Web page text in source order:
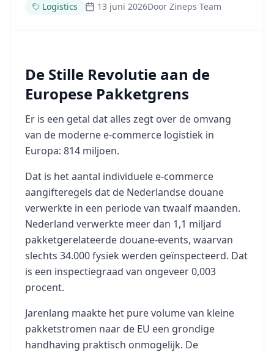
Logistics 13 juni 2026Door Zineps Team
De Stille Revolutie aan de
Europese Pakketgrens
Er is een getal dat alles zegt over de omvang
van de moderne e-commerce logistiek in
Europa: 814 miljoen.
Dat is het aantal individuele e-commerce
aangifteregels dat de Nederlandse douane
verwerkte in een periode van twaalf maanden.
Nederland verwerkte meer dan 1,1 miljard
pakketgerelateerde douane-events, waarvan
slechts 34.000 fysiek werden geïnspecteerd. Dat
is een inspectiegraad van ongeveer 0,003
procent.
Jarenlang maakte het pure volume van kleine
pakketstromen naar de EU een grondige
handhaving praktisch onmogelijk. De